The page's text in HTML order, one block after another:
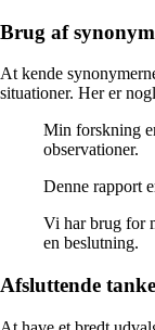
Brug af
At kende
situationer. Her er
Min forskning
observationer.
Denne rapport
Vi har brug for
en beslutning.
Afsluttende